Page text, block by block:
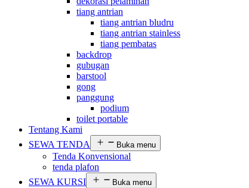
tiang antrian
tiang antrian bludru
tiang antrian stainless
tiang pembatas
backdrop
gubugan
barstool
gong
panggung
podium
toilet portable
Tentang Kami
SEWA TENDA
Buka menu
Tenda Konvensional
tenda plafon
SEWA KURSI
Buka menu